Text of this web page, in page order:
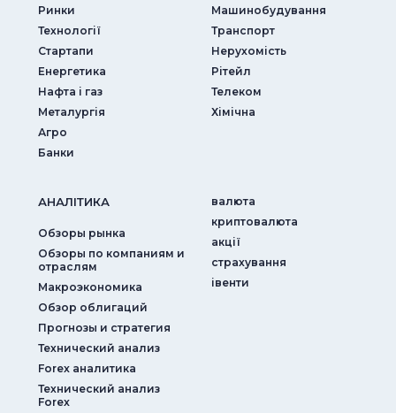
Ринки
Технології
Стартапи
Енергетика
Нафта і газ
Металургія
Агро
Банки
Машинобудування
Транспорт
Нерухомість
Рітейл
Телеком
Хімічна
АНАЛIТИКА
Обзоры рынка
Обзоры по компаниям и
отраслям
Макроэкономика
Обзор облигаций
Прогнозы и стратегия
Технический анализ
Forex аналитика
Технический анализ
Forex
валюта
криптовалюта
акції
страхування
iвенти